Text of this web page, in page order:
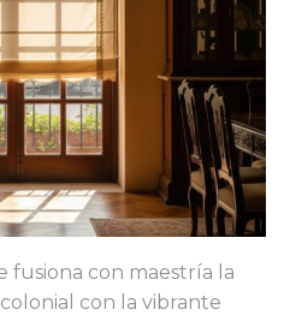
fusiona con maestría la
con la vibrante